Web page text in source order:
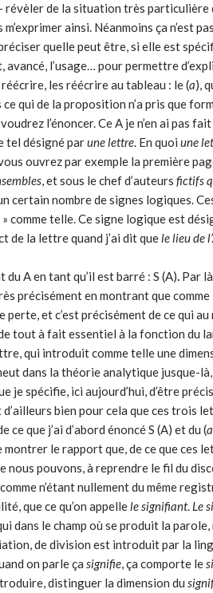
révèler de la situation très particulière
m’exprimer ainsi. Néanmoins ça n’est
quelle peut être, si elle est
avancé, l’usage… pour permettre
les réécrire au tableau : le (a),
qui de la proposition n’a pris que
l’énoncer. Ce A je n’en ai pas
tel désigné parune lettre. En quoi une
ouvrez par exemple la première
, et sous le chef d’auteurs fictifs
certain nombre de signes logiques.
» comme telle. Ce signe logique est
de la lettre quand j’ai dit quele lieu de
du A en tant qu’il est barré : S (A). Par
précisément en montrant que comme
perte, et c’est précisément de ce qui au
tout à fait essentiel à la fonction du
qui introduit comme telle une
dans la théorie analytique jusque-là,
je spécifie, ici aujourd’hui, d’être
bien pour cela que ces trois
que j’ai d’abord énoncé S (A) et du (a
le rapport que, de ce que ces
nous pouvons, à reprendre le fil du
n’étant nullement du même
que ce qu’on appellele signifiant. Le
dans le champ où se produit la parole,
de division est introduit par la
on parle ça signifie, ça comporte le
distinguer la dimension du